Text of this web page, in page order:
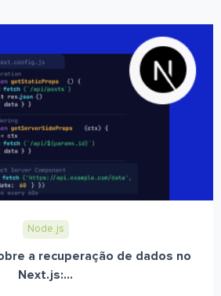
Node.js
a recuperação de dados no
Next.js:...